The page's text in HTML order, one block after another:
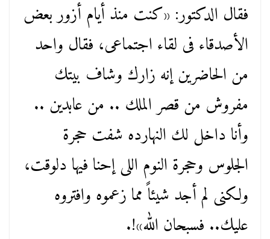
فقال الدكتور: «كنت منذ أيام أزور بعض
الأصدقاء فى لقاء اجتماعى، فقال واحد
من الحاضرين إنه زارك وشاف بيتك
مفروش من قصر الملك .. من عابدين ..
وأنا داخل لك النهارده شفت حجرة
الجلوس وحجرة النوم اللى إحنا فيها دلوقت،
ولكنى لم أجد شيئاً مما زعموه وافتروه
عليك.. فسبحان الله»!.